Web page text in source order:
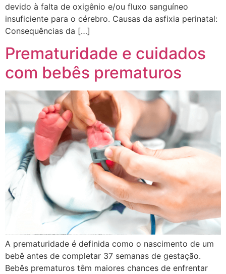
devido à falta de oxigênio e/ou fluxo sanguíneo
insuficiente para o cérebro. Causas da asfixia perinatal:
Consequências da […]
Prematuridade e cuidados
com bebês prematuros
A prematuridade é definida como o nascimento de um
bebê antes de completar 37 semanas de gestação.
Bebês prematuros têm maiores chances de enfrentar